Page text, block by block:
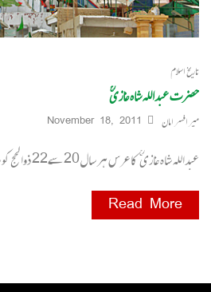
تاریخ اسلام
حضرت عبداللہ شاہ غازیؒ
میر افسر امان November 18, 2011
عبداللہ شاہ غازی ؒ کا عرس ہر سال20 سے22 ذوا لحج کو سالوں سال سے منایا جا تا آرہا ہے
Read More